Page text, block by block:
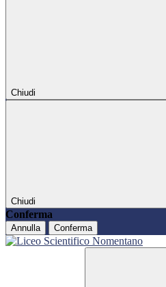
Chiudi
Chiudi
Conferma
Annulla Conferma